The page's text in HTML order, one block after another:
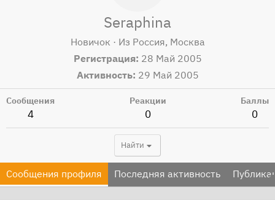
Seraphina
Новичок · Из Россия, Москва
Регистрация 28 Май 2005
Активность 29 Май 2005
Сообщения
4
Реакции
0
Баллы
0
Найти
Сообщения профиля Последняя активность